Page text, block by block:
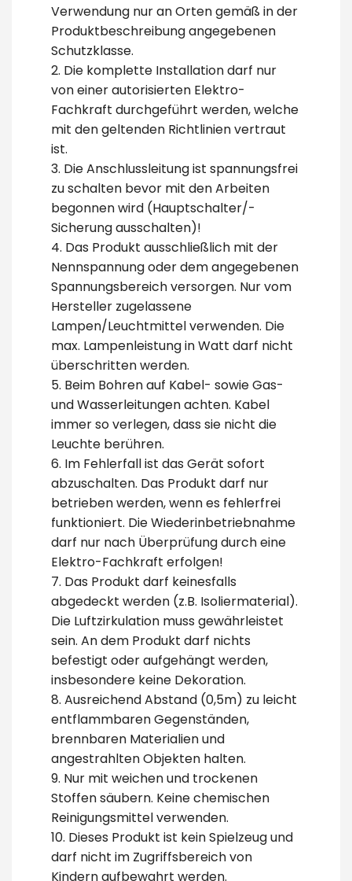
Verwendung nur an Orten gemäß in der
Produktbeschreibung angegebenen
Schutzklasse.
2. Die komplette Installation darf nur
von einer autorisierten Elektro-
Fachkraft durchgeführt werden, welche
mit den geltenden Richtlinien vertraut
ist.
3. Die Anschlussleitung ist spannungsfrei
zu schalten bevor mit den Arbeiten
begonnen wird (Hauptschalter/-
Sicherung ausschalten)!
4. Das Produkt ausschließlich mit der
Nennspannung oder dem angegebenen
Spannungsbereich versorgen. Nur vom
Hersteller zugelassene
Lampen/Leuchtmittel verwenden. Die
max. Lampenleistung in Watt darf nicht
überschritten werden.
5. Beim Bohren auf Kabel- sowie Gas-
und Wasserleitungen achten. Kabel
immer so verlegen, dass sie nicht die
Leuchte berühren.
6. Im Fehlerfall ist das Gerät sofort
abzuschalten. Das Produkt darf nur
betrieben werden, wenn es fehlerfrei
funktioniert. Die Wiederinbetriebnahme
darf nur nach Überprüfung durch eine
Elektro-Fachkraft erfolgen!
7. Das Produkt darf keinesfalls
abgedeckt werden (z.B. Isoliermaterial).
Die Luftzirkulation muss gewährleistet
sein. An dem Produkt darf nichts
befestigt oder aufgehängt werden,
insbesondere keine Dekoration.
8. Ausreichend Abstand (0,5m) zu leicht
entflammbaren Gegenständen,
brennbaren Materialien und
angestrahlten Objekten halten.
9. Nur mit weichen und trockenen
Stoffen säubern. Keine chemischen
Reinigungsmittel verwenden.
10. Dieses Produkt ist kein Spielzeug und
darf nicht im Zugriffsbereich von
Kindern aufbewahrt werden.